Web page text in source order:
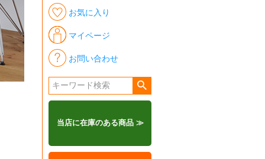
お気に入り
マイページ
お問い合わせ
当店に在庫のある商品 ≫